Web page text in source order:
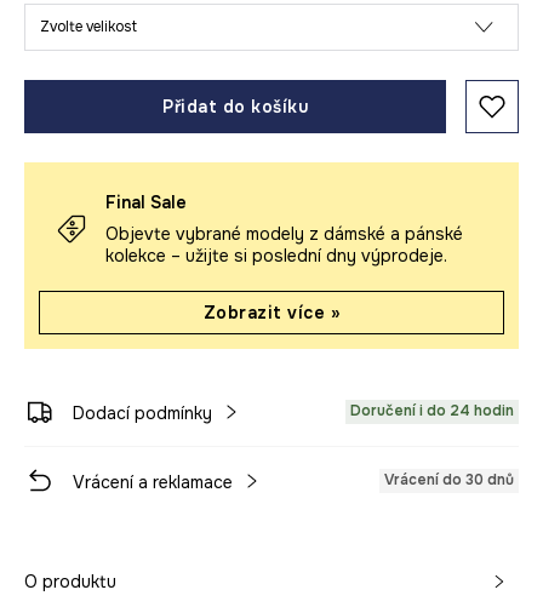
Zvolte velikost
Přidat do košíku
Final Sale
Objevte vybrané modely z dámské a pánské
kolekce – užijte si poslední dny výprodeje.
Zobrazit více »
Dodací podmínky Doručení i do 24 hodin
Vrácení a reklamace Vrácení do 30 dnů
O produktu